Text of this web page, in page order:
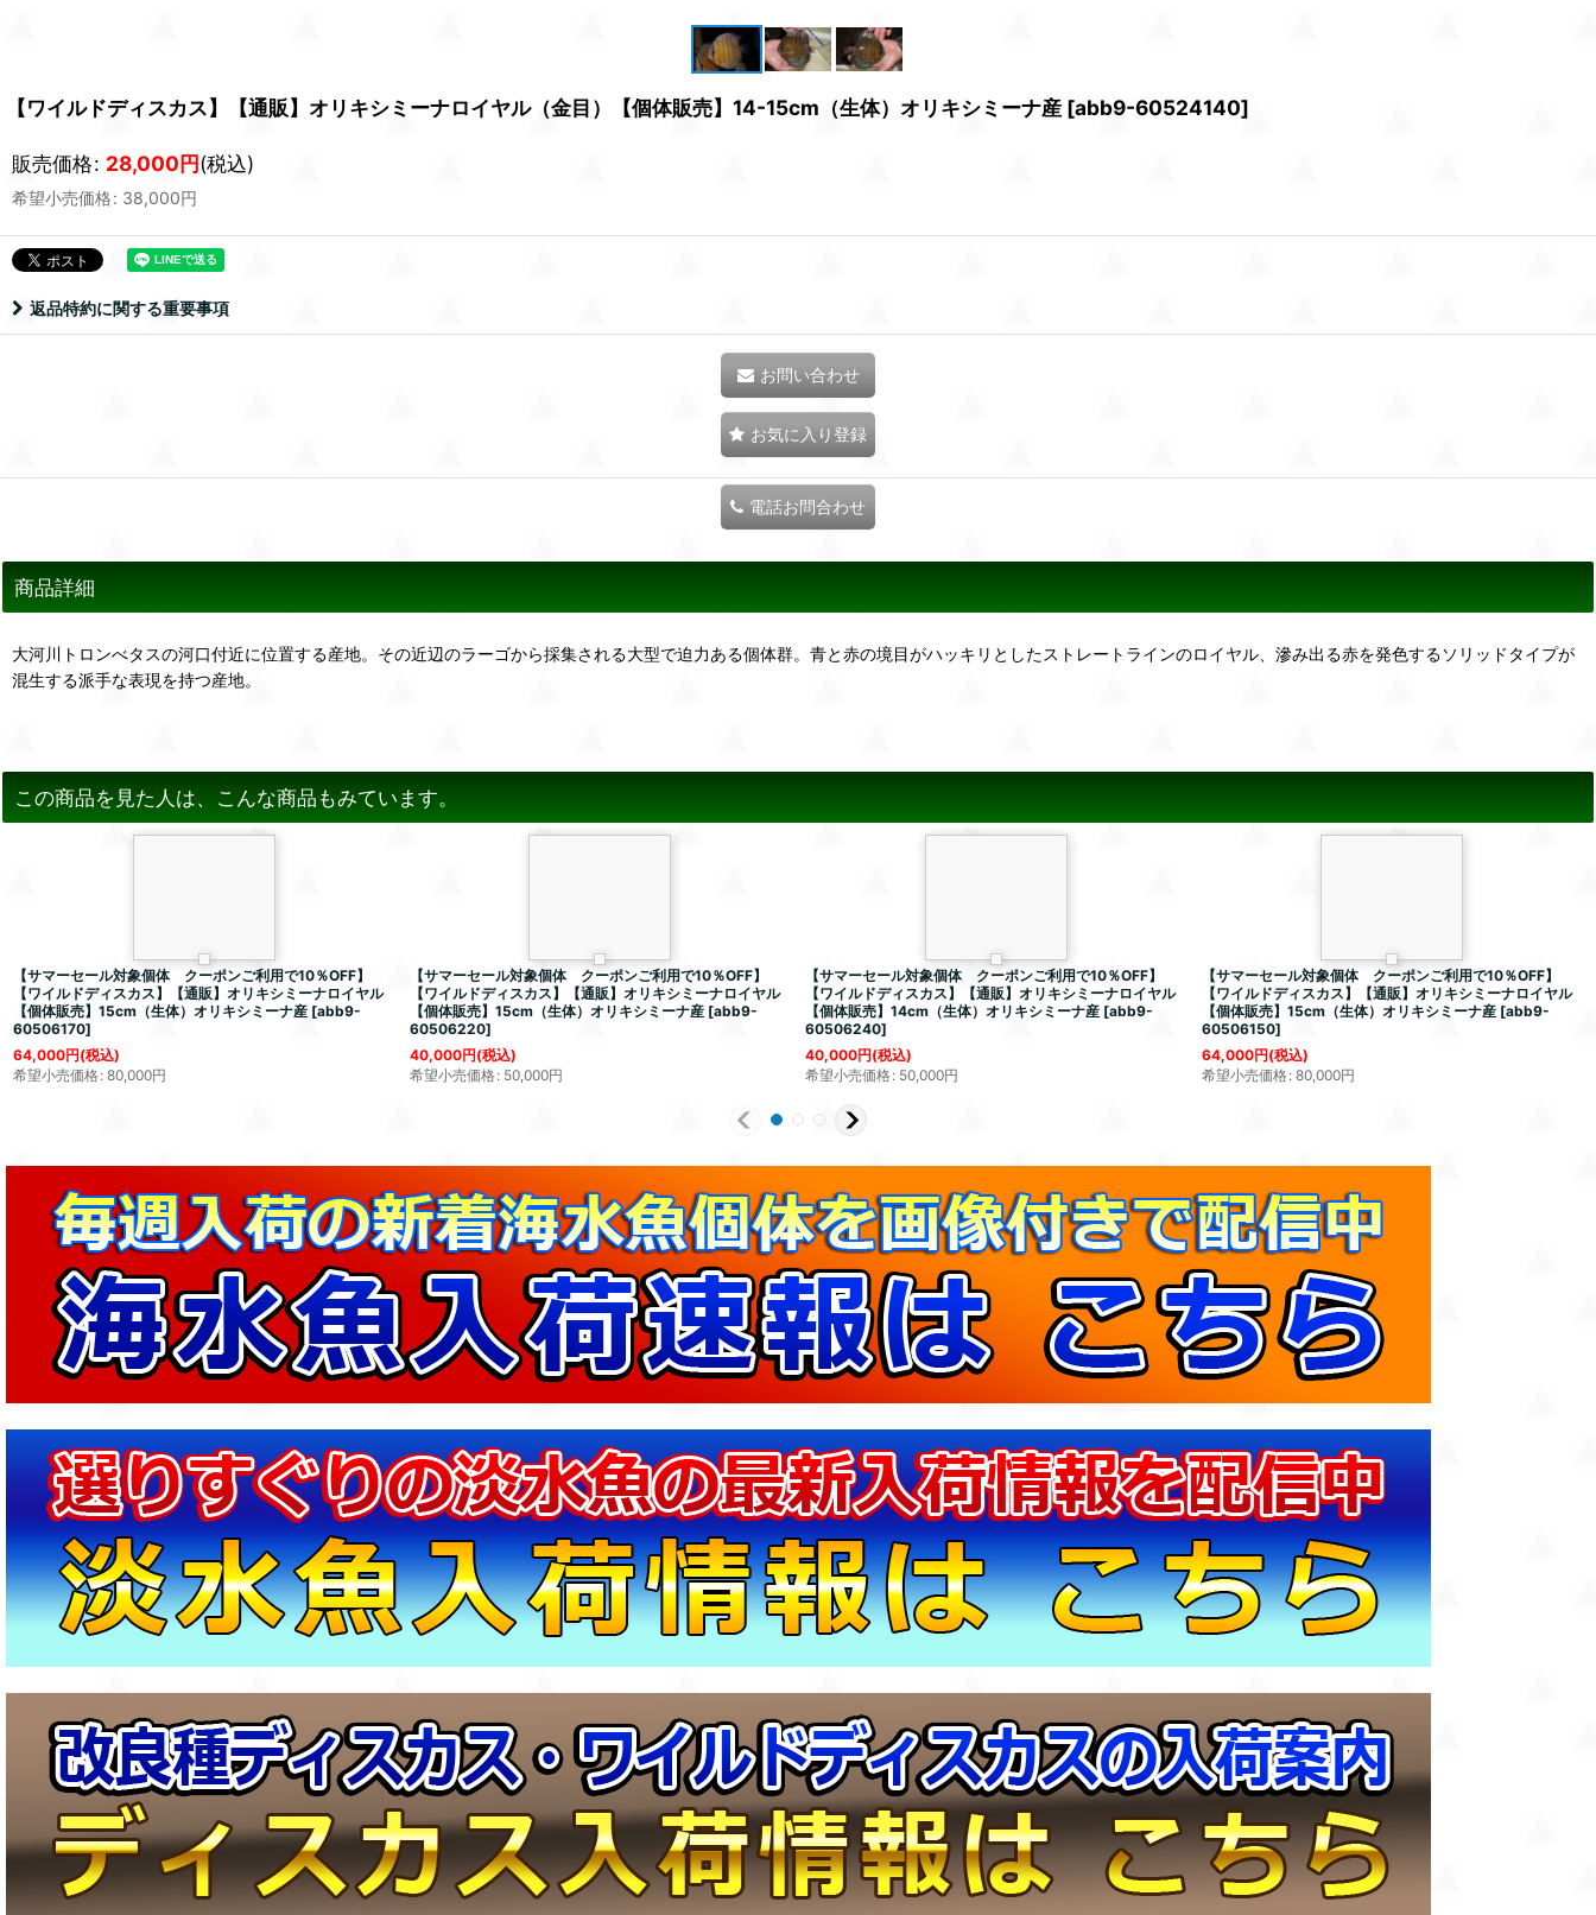
【ワイルドディスカス】【通販】オリキシミーナロイヤル（金目）【個体販売】14-15cm（生体）オリキシミーナ産 [abb9-60524140]
販売価格: 28,000円(税込)
希望小売価格: 38,000円
返品特約に関する重要事項
お問い合わせ
お気に入り登録
電話お問合わせ
商品詳細
大河川トロンべタスの河口付近に位置する産地。その近辺のラーゴから採集される大型で迫力ある個体群。青と赤の境目がハッキリとしたストレートラインのロイヤル、滲み出る赤を発色するソリッドタイプが
混生する派手な表現を持つ産地。
この商品を見た人は、こんな商品もみています。
【サマーセール対象個体 クーポンご利用で10％OFF】
【ワイルドディスカス】【通販】オリキシミーナロイヤル
【個体販売】15cm（生体）オリキシミーナ産 [abb9-
60506170]
64,000円(税込)
希望小売価格: 80,000円
【サマーセール対象個体 クーポンご利用で10％OFF】
【ワイルドディスカス】【通販】オリキシミーナロイヤル
【個体販売】15cm（生体）オリキシミーナ産 [abb9-
60506220]
40,000円(税込)
希望小売価格: 50,000円
【サマーセール対象個体 クーポンご利用で10％OFF】
【ワイルドディスカス】【通販】オリキシミーナロイヤル
【個体販売】14cm（生体）オリキシミーナ産 [abb9-
60506240]
40,000円(税込)
希望小売価格: 50,000円
【サマーセール対象個体 クーポンご利用で10％OFF】
【ワイルドディスカス】【通販】オリキシミーナロイヤル
【個体販売】15cm（生体）オリキシミーナ産 [abb9-
60506150]
64,000円(税込)
希望小売価格: 80,000円